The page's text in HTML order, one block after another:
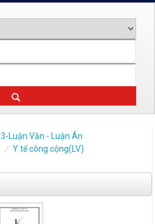
3-Luận Văn - Luận Án
Y tế công cộng(LV)